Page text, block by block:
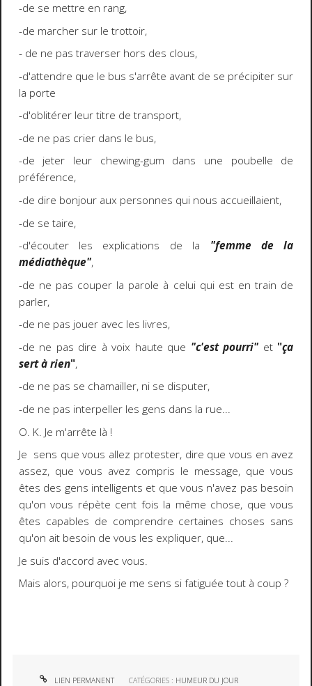
-de se mettre en rang,
-de marcher sur le trottoir,
- de ne pas traverser hors des clous,
-d'attendre que le bus s'arrête avant de se précipiter sur
la porte
-d'oblitérer leur titre de transport,
-de ne pas crier dans le bus,
-de jeter leur chewing-gum dans une poubelle de
préférence,
-de dire bonjour aux personnes qui nous accueillaient,
-de se taire,
-d'écouter les explications de la "femme de la
médiathèque",
-de ne pas couper la parole à celui qui est en train de
parler,
-de ne pas jouer avec les livres,
-de ne pas dire à voix haute que "c'est pourri" et "ça
sert à rien",
-de ne pas se chamailler, ni se disputer,
-de ne pas interpeller les gens dans la rue...
O. K. Je m'arrête là !
Je sens que vous allez protester, dire que vous en avez
assez, que vous avez compris le message, que vous
êtes des gens intelligents et que vous n'avez pas besoin
qu'on vous répète cent fois la même chose, que vous
êtes capables de comprendre certaines choses sans
qu'on ait besoin de vous les expliquer, que...
Je suis d'accord avec vous.
Mais alors, pourquoi je me sens si fatiguée tout à coup ?
LIEN PERMANENT CATÉGORIES : HUMEUR DU JOUR